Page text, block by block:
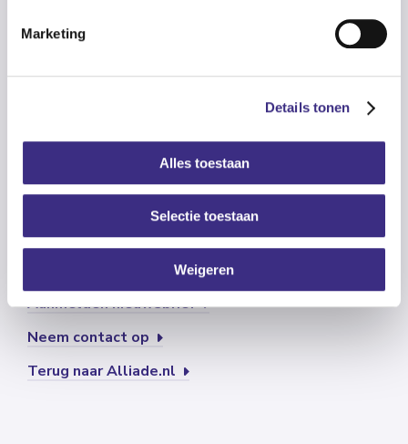
Marketing
Details tonen
Alles toestaan
Selectie toestaan
Weigeren
Wat kun je bij ons doen?
Onze recruiters
Stage lopen
Aanmelden nieuwsbrief
Neem contact op
Terug naar Alliade.nl